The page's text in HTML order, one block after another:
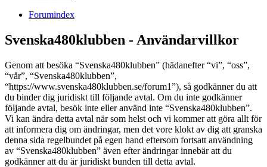
Forumindex
Svenska480klubben - Användarvillkor
Genom att besöka “Svenska480klubben” (hädanefter “vi”, “oss”,
“vår”, “Svenska480klubben”,
“https://www.svenska480klubben.se/forum1”), så godkänner du att
du binder dig juridiskt till följande avtal. Om du inte godkänner
följande avtal, besök inte eller använd inte “Svenska480klubben”.
Vi kan ändra detta avtal när som helst och vi kommer att göra allt för
att informera dig om ändringar, men det vore klokt av dig att granska
denna sida regelbundet på egen hand eftersom fortsatt användning
av “Svenska480klubben” även efter ändringar innebär att du
godkänner att du är juridiskt bunden till detta avtal.